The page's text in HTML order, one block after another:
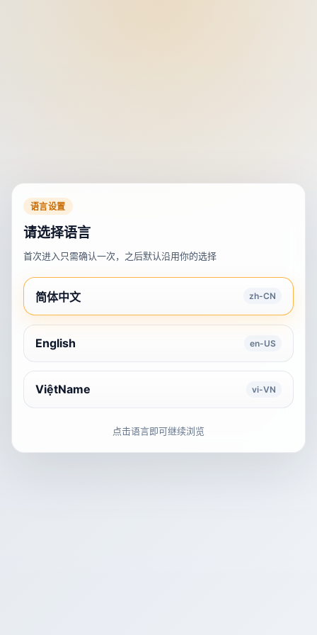
语言设置
请选择语言
首次进入只需确认一次，之后默认沿用你的选择
简体中文 zh-CN
English en-US
ViệtName vi-VN
点击语言即可继续浏览